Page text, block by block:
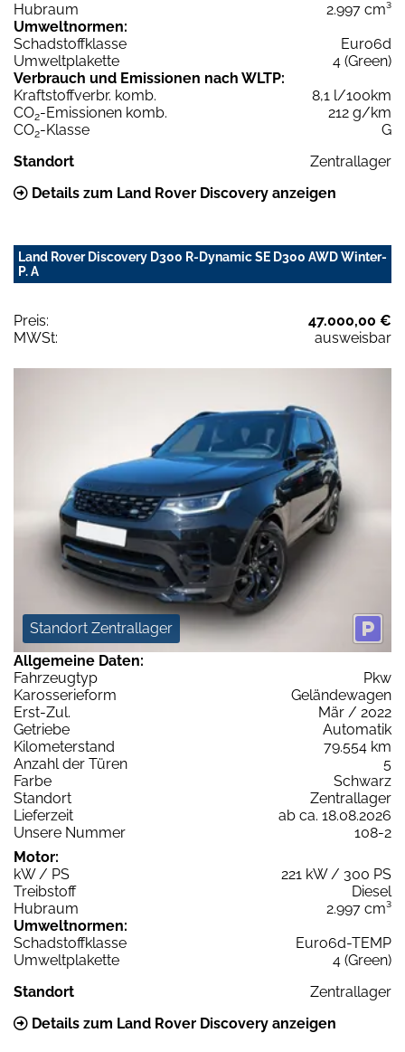
Hubraum
2.997 cm³
Umweltnormen:
Schadstoffklasse
Euro6d
Umweltplakette
4 (Green)
Verbrauch und Emissionen nach WLTP:
Kraftstoffverbr. komb.
8,1 l/100km
CO2-Emissionen komb.
212 g/km
CO2-Klasse
G
Standort
Zentrallager
Details zum Land Rover Discovery anzeigen
Land Rover Discovery D300 R-Dynamic SE D300 AWD Winter-
P. A
Preis:
47.000,00 €
MWSt:
ausweisbar
Standort Zentrallager
Allgemeine Daten:
Fahrzeugtyp
Pkw
Karosserieform
Geländewagen
Erst-Zul.
Mär / 2022
Getriebe
Automatik
Kilometerstand
79.554 km
Anzahl der Türen
5
Farbe
Schwarz
Standort
Zentrallager
Lieferzeit
ab ca. 18.08.2026
Unsere Nummer
108-2
Motor:
kW / PS
221 kW / 300 PS
Treibstoff
Diesel
Hubraum
2.997 cm³
Umweltnormen:
Schadstoffklasse
Euro6d-TEMP
Umweltplakette
4 (Green)
Standort
Zentrallager
Details zum Land Rover Discovery anzeigen